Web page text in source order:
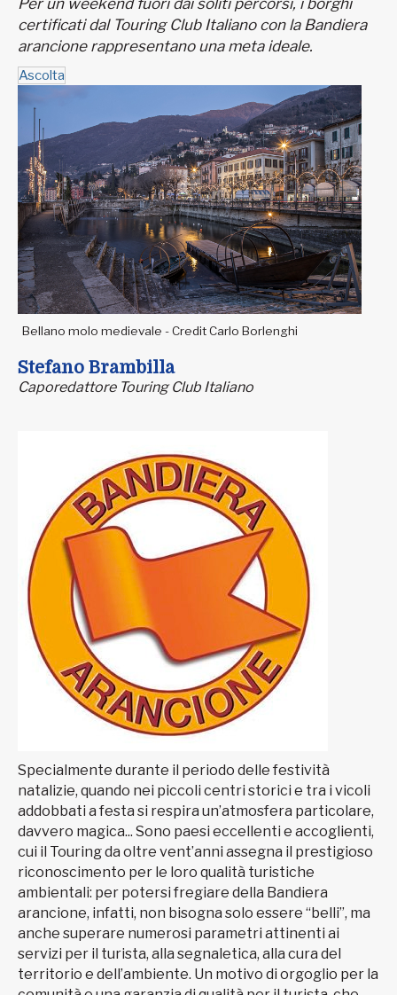
Per un weekend fuori dai soliti percorsi, i borghi
certificati dal Touring Club Italiano con la Bandiera
arancione rappresentano una meta ideale.
Ascolta
Bellano molo medievale - Credit Carlo Borlenghi
Stefano Brambilla
Caporedattore Touring Club Italiano
Specialmente durante il periodo delle festività
natalizie, quando nei piccoli centri storici e tra i vicoli
addobbati a festa si respira un’atmosfera particolare,
davvero magica... Sono paesi eccellenti e accoglienti,
cui il Touring da oltre vent’anni assegna il prestigioso
riconoscimento per le loro qualità turistiche
ambientali: per potersi fregiare della Bandiera
arancione, infatti, non bisogna solo essere “belli”, ma
anche superare numerosi parametri attinenti ai
servizi per il turista, alla segnaletica, alla cura del
territorio e dell’ambiente. Un motivo di orgoglio per la